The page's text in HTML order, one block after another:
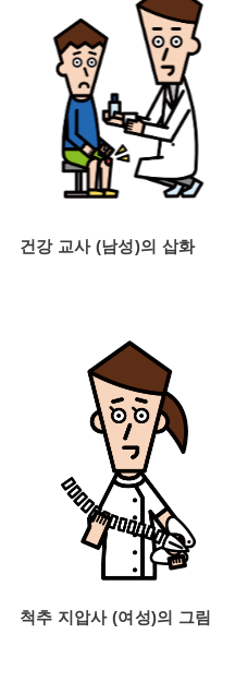
건강 교사 (남성)의 삽화
척추 지압사 (여성)의 그림